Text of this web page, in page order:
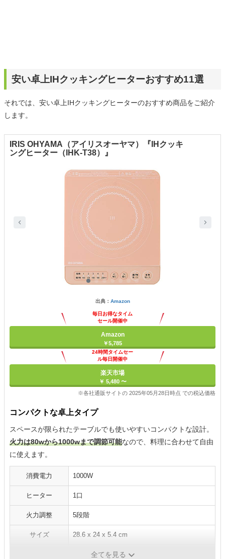
安い卓上IHクッキングヒーターおすすめ11選
それでは、安い卓上IHクッキングヒーターのおすすめ商品をご紹介
します。
IRIS OHYAMA（アイリスオーヤマ）『IHクッキ
ングヒーター（IHK-T38）』
出典： Amazon
毎日お得なタイム
セール開催中
Amazon
￥5,785
24時間タイムセー
ル毎日開催中
楽天市場
￥ 5,480 〜
※各社通販サイトの 2025年05月28日時点 での税込価格
コンパクトな卓上タイプ
スペースが限られたテーブルでも使いやすいコンパクトな設計。
火力は80wから1000wまで調節可能なので、料理に合わせて自由
に使えます。
消費電力 1000W
ヒーター 1口
火力調整 5段階
サイズ 28.6 x 24 x 5.4 cm
約1.7kg全てを見る